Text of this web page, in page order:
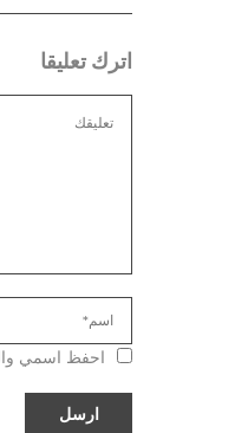
اترك تعليقا
احفظ اسمي